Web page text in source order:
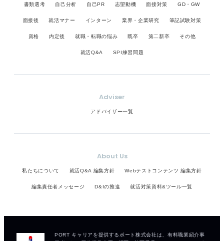
書類選考 自己分析 自己PR 志望動機 面接対策 GD・GW
面接後 就活マナー インターン 業界・企業研究 筆記試験対策
資格 内定後 就職・転職の悩み 既卒 第二新卒 その他
就活Q&A SPI練習問題
Adviser
アドバイザー一覧
About Us
私たちについて 就活Q&A 編集方針 Webテストコンテンツ 編集方針
編集責任者メッセージ D&Iの推進 就活対策資料&ツール一覧